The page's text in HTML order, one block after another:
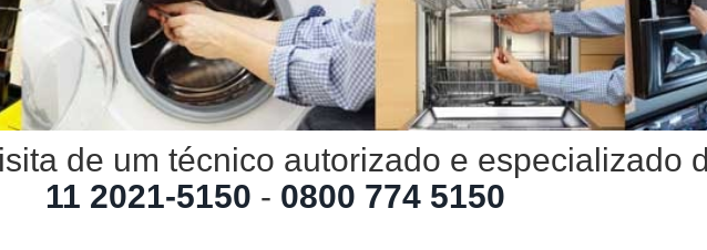
de um técnico autorizado e especializado
11 2021-5150 - 0800 774 5150